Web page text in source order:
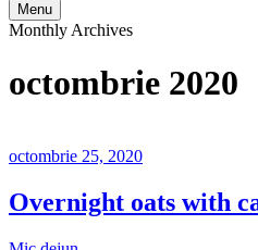
Menu
Monthly Archives
octombrie 2020
octombrie 25, 2020
Overnight oats with